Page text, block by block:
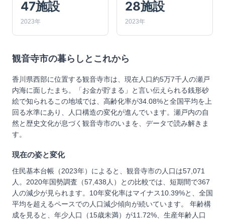
47施設
2023年
28施設
2023年
観音寺市の暮らしとこれから
香川県西部に位置する観音寺市は、現在人口約5万7千人の瀬戸
内海に面したまち。「お金が貯まる」と言い伝えられる銭形砂
絵で知られるこの地域では、高齢化率が34.08%と全国平均を上
回る水準にあり、人口構造の変化が進んでいます。瀬戸内の自
然と歴史文化が息づく観音寺市のいまを、データで読み解きま
す。
現在の姿と変化
住民基本台帳（2023年）によると、観音寺市の人口は57,071
人。2020年国勢調査（57,438人）との比較では、短期間で367
人の減少が見られます。10年変化率はマイナス10.39%と、全国
平均を超えるペースでの人口減少傾向が続いています。 年齢構
成を見ると、年少人口（15歳未満）が11.72%、生産年齢人口